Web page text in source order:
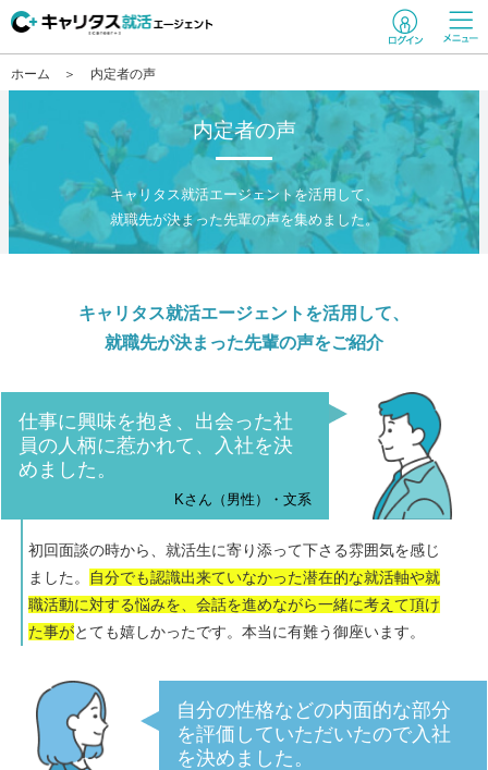
ホーム 内定者の声
内定者の声
キャリタス就活エージェントを活用して、
就職先が決まった先輩の声を集めました。
キャリタス就活エージェントを活用して、
就職先が決まった先輩の声をご紹介
仕事に興味を抱き、出会った社
員の人柄に惹かれて、入社を決
めました。
Kさん（男性）・文系
初回面談の時から、就活生に寄り添って下さる雰囲気を感じ
ました。
自分でも認識出来ていなかった潜在的な就活軸や就
職活動に対する悩みを、会話を進めながら一緒に考えて頂け
た事がとても嬉しかったです。本当に有難う御座います。
自分の性格などの内面的な部分
を評価していただいたので入社
を決めました。